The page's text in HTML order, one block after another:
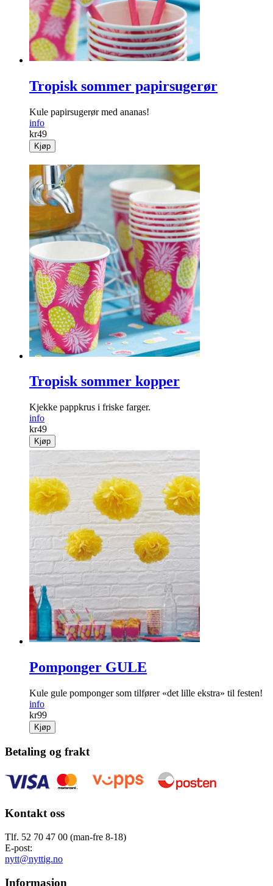
Tropisk sommer papirsugerør
Kule papirsugerør med ananas!
info
kr49
Kjøp
Tropisk sommer kopper
Kjekke pappkrus i friske farger.
info
kr49
Kjøp
Pomponger GULE
Kule gule pomponger som tilfører «det lille ekstra» til festen!
info
kr99
Kjøp
Betaling og frakt
Kontakt oss
Tlf. 52 70 47 00 (man-fre 8-18)
E-post:
nytt@nyttig.no
Informasjon